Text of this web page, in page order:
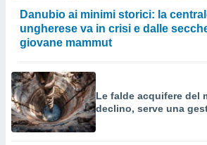
Danubio ai minimi storici: la
ungherese va in crisi e dalle
giovane mammut
Le falde acquifere del
declino, serve una